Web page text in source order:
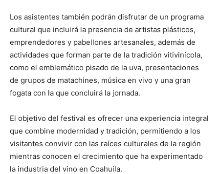
Los asistentes también podrán disfrutar de un programa
cultural que incluirá la presencia de artistas plásticos,
emprendedores y pabellones artesanales, además de
actividades que forman parte de la tradición vitivinícola,
como el emblemático pisado de la uva, presentaciones
de grupos de matachines, música en vivo y una gran
fogata con la que concluirá la jornada.
El objetivo del festival es ofrecer una experiencia integral
que combine modernidad y tradición, permitiendo a los
visitantes convivir con las raíces culturales de la región
mientras conocen el crecimiento que ha experimentado
la industria del vino en Coahuila.